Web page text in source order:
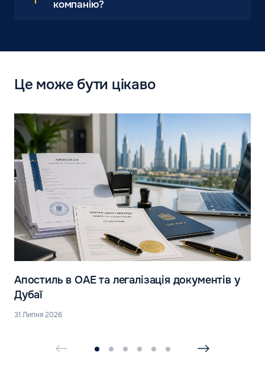
компанію?
Це може бути цікаво
Апостиль в ОАЕ та легалізація документів у
Дубаї
31 Липня 2026